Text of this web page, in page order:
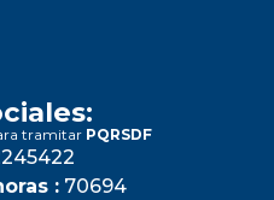
tramitar PQRSDF
: 70694